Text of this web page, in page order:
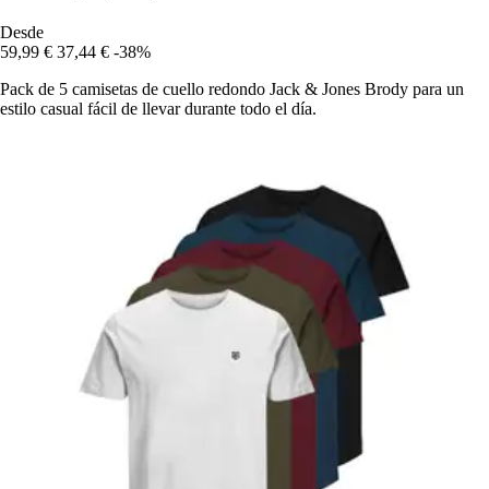
Desde
59,99 € 37,44 € -38%
Pack de 5 camisetas de cuello redondo Jack & Jones Brody para un
estilo casual fácil de llevar durante todo el día.